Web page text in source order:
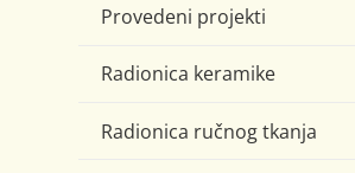
Provedeni projekti
Radionica keramike
Radionica ručnog tkanja